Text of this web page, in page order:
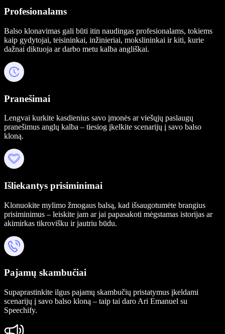
Profesionalams
Balso klonavimas gali būti itin naudingas profesionalams, tokiems
kaip gydytojai, teisininkai, inžinieriai, mokslininkai ir kiti, kurie
dažnai diktuoja ar darbo metu kalba angliškai.
Pranešimai
Lengvai kurkite kasdienius savo įmonės ar viešųjų paslaugų
pranešimus anglų kalba – tiesiog įkelkite scenarijų į savo balso
kloną.
Išliekantys prisiminimai
Klonuokite mylimo žmogaus balsą, kad išsaugotumėte brangius
prisiminimus – leiskite jam ar jai papasakoti mėgstamas istorijas ar
akimirkas tikrovišku ir jautriu būdu.
Pajamų skambučiai
Supaprastinkite ilgus pajamų skambučių pristatymus įkeldami
scenarijų į savo balso kloną – taip tai daro Ari Emanuel su
Speechify.